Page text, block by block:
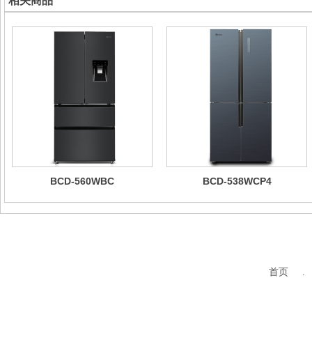
BCD-560WBC BCD-538WCP4
首页 .